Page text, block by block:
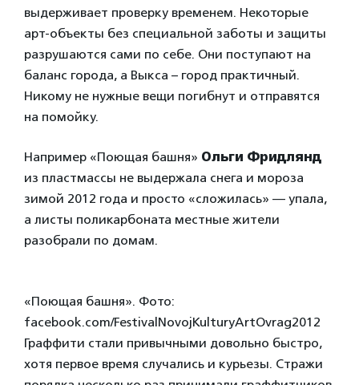
выдерживает проверку временем. Некоторые
арт-объекты без специальной заботы и защиты
разрушаются сами по себе. Они поступают на
баланс города, а Выкса – город практичный.
Никому не нужные вещи погибнут и отправятся
на помойку.
Например «Поющая башня» Ольги Фридлянд
из пластмассы не выдержала снега и мороза
зимой 2012 года и просто «сложилась» — упала,
а листы поликарбоната местные жители
разобрали по домам.
«Поющая башня». Фото:
facebook.com/FestivalNovojKulturyArtOvrag2012
Граффити стали привычными довольно быстро,
хотя первое время случались и курьезы. Стражи